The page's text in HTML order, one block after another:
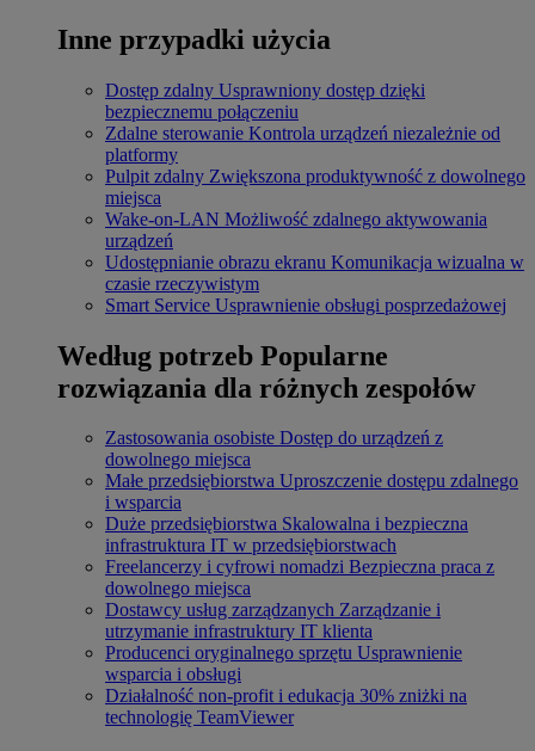
Inne przypadki użycia
Dostęp zdalny Usprawniony dostęp dzięki
bezpiecznemu połączeniu
Zdalne sterowanie Kontrola urządzeń niezależnie od
platformy
Pulpit zdalny Zwiększona produktywność z dowolnego
miejsca
Wake-on-LAN Możliwość zdalnego aktywowania
urządzeń
Udostępnianie obrazu ekranu Komunikacja wizualna w
czasie rzeczywistym
Smart Service Usprawnienie obsługi posprzedażowej
Według potrzeb Popularne
rozwiązania dla różnych zespołów
Zastosowania osobiste Dostęp do urządzeń z
dowolnego miejsca
Małe przedsiębiorstwa Uproszczenie dostępu zdalnego
i wsparcia
Duże przedsiębiorstwa Skalowalna i bezpieczna
infrastruktura IT w przedsiębiorstwach
Freelancerzy i cyfrowi nomadzi Bezpieczna praca z
dowolnego miejsca
Dostawcy usług zarządzanych Zarządzanie i
utrzymanie infrastruktury IT klienta
Producenci oryginalnego sprzętu Usprawnienie
wsparcia i obsługi
Działalność non-profit i edukacja 30% zniżki na
technologię TeamViewer